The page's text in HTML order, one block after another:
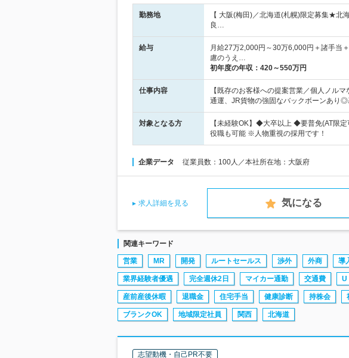
勤務地
【 大阪(梅田)／北海道(札幌)限定募集★北
良…
給与
月給27万2,000円～30万6,000円＋諸手当
慮のうえ…
初年度の年収： 420～550万円
仕事内容
【既存のお客様への提案営業／個人ノル
通運、JR貨物の強固なバックボーンあり◎
対象となる方
【未経験OK】◆大卒以上 ◆要普免(AT限
役職も可能 ※人物重視の採用です！
企業データ 従業員数：100人／本社所在地：大阪府
求人詳細を見る 気になる
関連キーワード
営業 MR 開発 ルートセールス 渉外 外商 導
業界経験者優遇 完全週休2日 マイカー通勤 交通費 U
産前産後休暇 退職金 住宅手当 健康診断 持株会
ブランクOK 地域限定社員 関西 北海道
志望動機・自己PR不要